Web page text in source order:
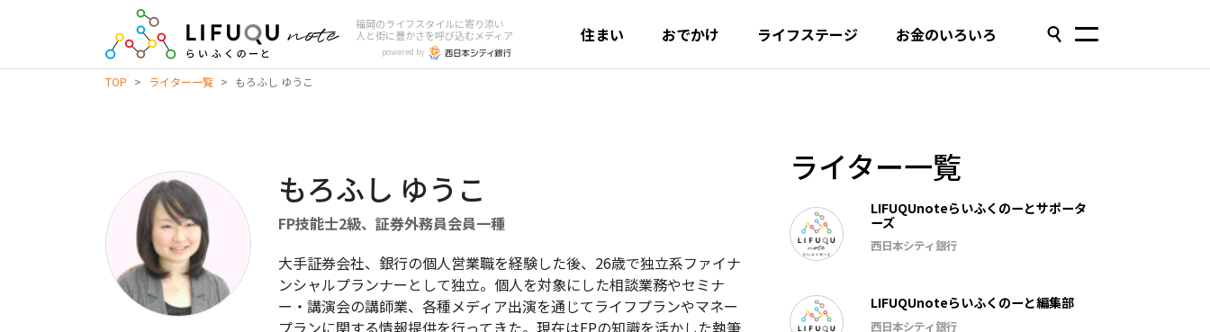
福岡のライフスタイルに寄り添い
人と街に豊かさを呼び込むメディア
powered by
住まい おでかけ ライフステージ お金のいろいろ
TOP > ライター一覧 > もろふし ゆうこ
もろふし ゆうこ
FP技能士2級、証券外務員会員一種
大手証券会社、銀行の個人営業職を経験した後、26歳で独立系ファイナ
ンシャルプランナーとして独立。個人を対象にした相談業務やセミナ
ー・講演会の講師業、各種メディア出演を通じてライフプランやマネー
プランに関する情報提供を行ってきた。現在はFPの知識を活かした執筆
ライター一覧
LIFUQUnoteらいふくのーとサポータ
ーズ
西日本シティ銀行
LIFUQUnoteらいふくのーと編集部
西日本シティ銀行